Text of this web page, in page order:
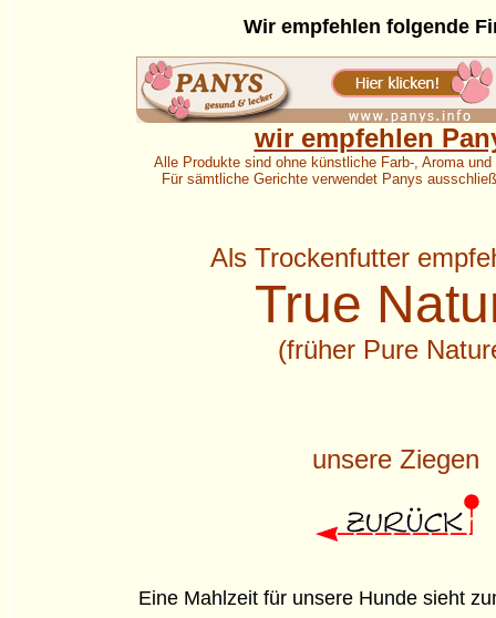
Wir empfehlen folgende
wir empfehlen
Alle Produkte sind ohne künstliche Farb-, Aroma
Für sämtliche Gerichte verwendet Panys
Als Trockenfutter
True
(früher Pure
unsere Ziegen
Eine Mahlzeit für unsere Hunde sieht